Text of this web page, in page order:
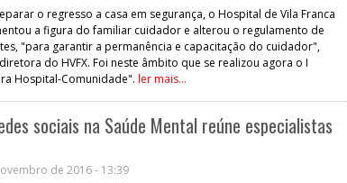
o regresso a casa em segurança, o Hospital de Vila Franca
a figura do familiar cuidador e alterou o regulamento de
"para garantir a permanência e capacitação do cuidador",
do HVFX. Foi neste âmbito que se realizou agora o I
Hospital-Comunidade". ler mais...
sociais na Saúde Mental reúne especialistas
de 2016 - 13:39